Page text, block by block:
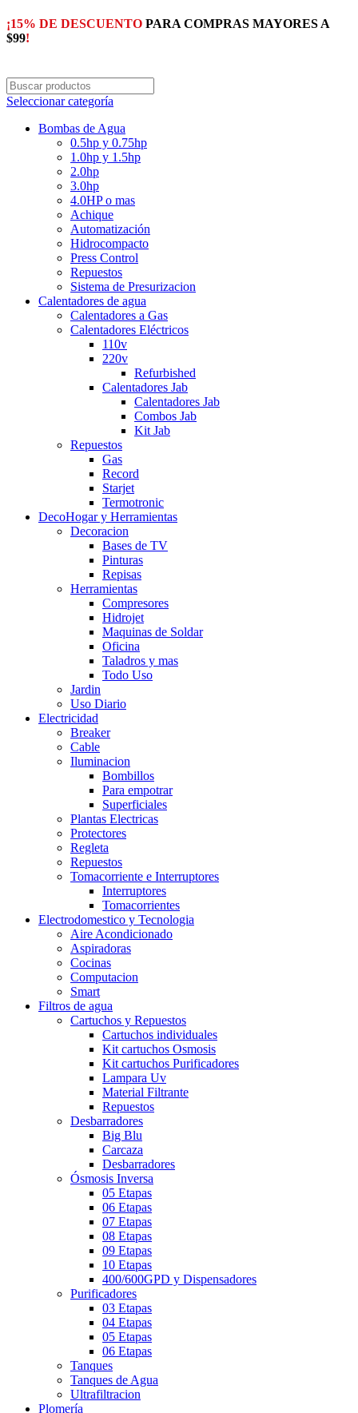
¡15% DE DESCUENTO PARA COMPRAS MAYORES A
$99!
Seleccionar categoría
Bombas de Agua
0.5hp y 0.75hp
1.0hp y 1.5hp
2.0hp
3.0hp
4.0HP o mas
Achique
Automatización
Hidrocompacto
Press Control
Repuestos
Sistema de Presurizacion
Calentadores de agua
Calentadores a Gas
Calentadores Eléctricos
110v
220v
Refurbished
Calentadores Jab
Calentadores Jab
Combos Jab
Kit Jab
Repuestos
Gas
Record
Starjet
Termotronic
DecoHogar y Herramientas
Decoracion
Bases de TV
Pinturas
Repisas
Herramientas
Compresores
Hidrojet
Maquinas de Soldar
Oficina
Taladros y mas
Todo Uso
Jardin
Uso Diario
Electricidad
Breaker
Cable
Iluminacion
Bombillos
Para empotrar
Superficiales
Plantas Electricas
Protectores
Regleta
Repuestos
Tomacorriente e Interruptores
Interruptores
Tomacorrientes
Electrodomestico y Tecnologia
Aire Acondicionado
Aspiradoras
Cocinas
Computacion
Smart
Filtros de agua
Cartuchos y Repuestos
Cartuchos individuales
Kit cartuchos Osmosis
Kit cartuchos Purificadores
Lampara Uv
Material Filtrante
Repuestos
Desbarradores
Big Blu
Carcaza
Desbarradores
Ósmosis Inversa
05 Etapas
06 Etapas
07 Etapas
08 Etapas
09 Etapas
10 Etapas
400/600GPD y Dispensadores
Purificadores
03 Etapas
04 Etapas
05 Etapas
06 Etapas
Tanques
Tanques de Agua
Ultrafiltracion
Plomería